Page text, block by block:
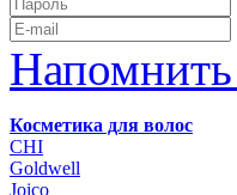
Напомнить
Косметика для волос
CHI
Goldwell
Joico